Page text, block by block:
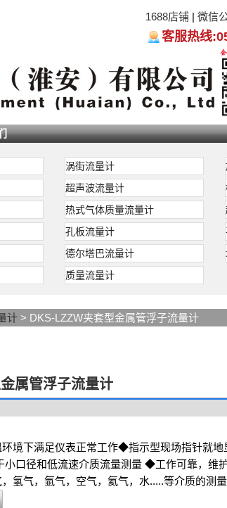
1688店铺 | 微信
客服热线
涡街流量计
超声波流量计
热式气体质量流量计
孔板流量计
德尔塔巴流量计
质量流量计
计 > DKS-LZZW夹套型金属管浮子流量计
属管浮子流量计
境下满足仪表正常工作◆指示型现场指针就地
口径和低流速介质流量测量 ◆工作可靠，维
氢气，氩气，空气，氦气，水.....等介质的测量